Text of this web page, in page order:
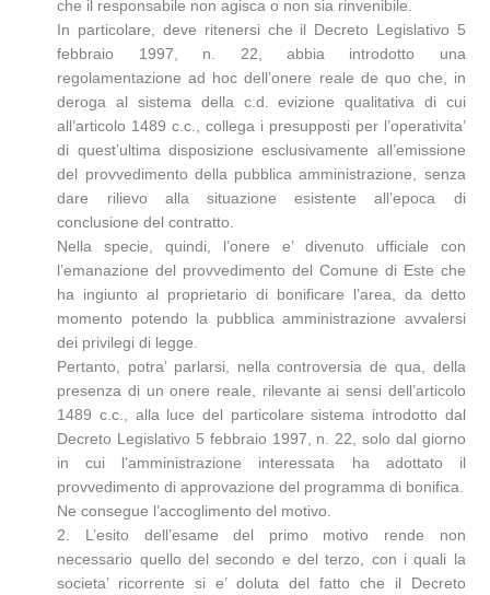
che il responsabile non agisca o non sia rinvenibile.
In particolare, deve ritenersi che il Decreto Legislativo 5
febbraio 1997, n. 22, abbia introdotto una
regolamentazione ad hoc dell’onere reale de quo che, in
deroga al sistema della c.d. evizione qualitativa di cui
all’articolo 1489 c.c., collega i presupposti per l’operativita’
di quest’ultima disposizione esclusivamente all’emissione
del provvedimento della pubblica amministrazione, senza
dare rilievo alla situazione esistente all’epoca di
conclusione del contratto.
Nella specie, quindi, l’onere e’ divenuto ufficiale con
l’emanazione del provvedimento del Comune di Este che
ha ingiunto al proprietario di bonificare l’area, da detto
momento potendo la pubblica amministrazione avvalersi
dei privilegi di legge.
Pertanto, potra’ parlarsi, nella controversia de qua, della
presenza di un onere reale, rilevante ai sensi dell’articolo
1489 c.c., alla luce del particolare sistema introdotto dal
Decreto Legislativo 5 febbraio 1997, n. 22, solo dal giorno
in cui l’amministrazione interessata ha adottato il
provvedimento di approvazione del programma di bonifica.
Ne consegue l’accoglimento del motivo.
2. L’esito dell’esame del primo motivo rende non
necessario quello del secondo e del terzo, con i quali la
societa’ ricorrente si e’ doluta del fatto che il Decreto